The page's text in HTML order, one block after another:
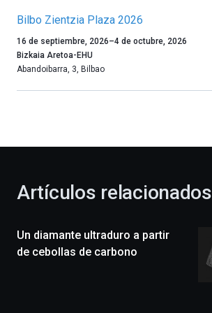
Bilbo Zientzia Plaza 2026
Un
año
más,
celebración
novena
edición
16 de septiembre, 2026–4 de octubre, 2026
Bizkaia Aretoa-EHU
Abandoibarra, 3, Bilbao
Artículos relacionados
Un diamante ultraduro a partir
de cebollas de carbono